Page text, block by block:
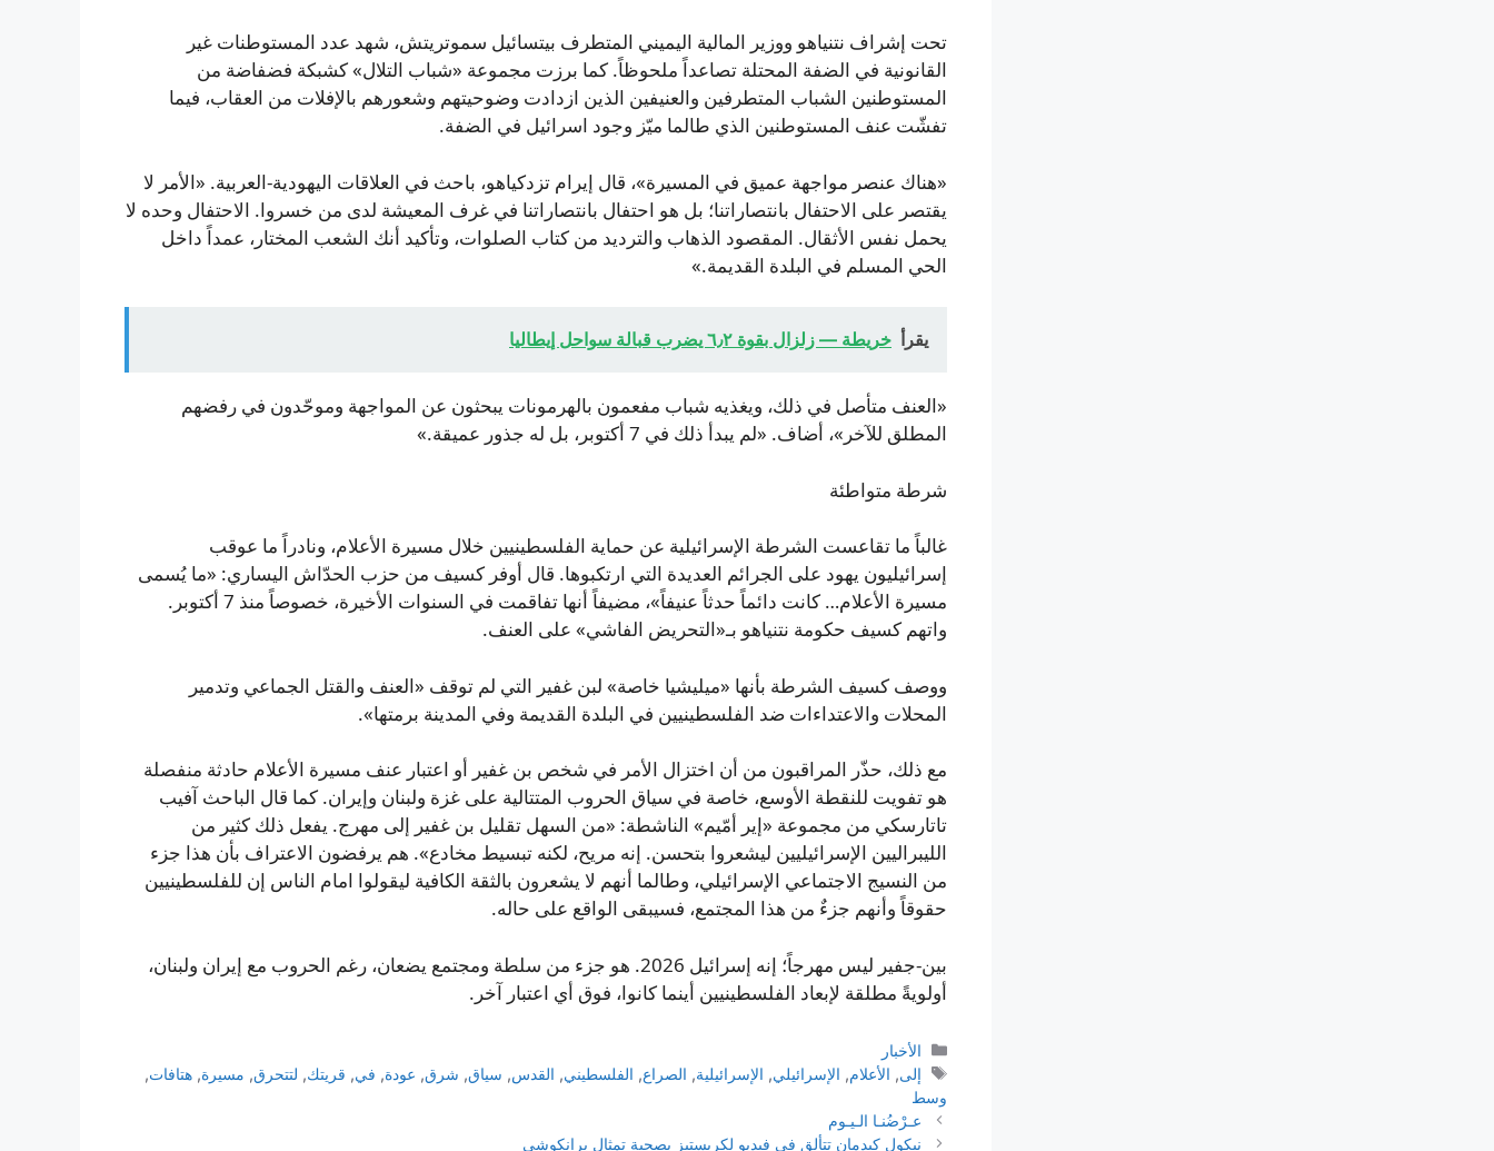
تحت إشراف نتنياهو ووزير المالية اليميني المتطرف بيتسائيل سموتريتش، شهد عدد المستوطنات غير
القانونية في الضفة المحتلة تصاعداً ملحوظاً. كما برزت مجموعة «شباب التلال» كشبكة فضفاضة من
المستوطنين الشباب المتطرفين والعنيفين الذين ازدادت وضوحيتهم وشعورهم بالإفلات من العقاب، فيما
تفشّت عنف المستوطنين الذي طالما ميّز وجود اسرائيل في الضفة.
«هناك عنصر مواجهة عميق في المسيرة»، قال إيرام تزدكياهو، باحث في العلاقات اليهودية‑العربية. «الأمر لا
يقتصر على الاحتفال بانتصاراتنا؛ بل هو احتفال بانتصاراتنا في غرف المعيشة لدى من خسروا. الاحتفال وحده لا
يحمل نفس الأثقال. المقصود الذهاب والترديد من كتاب الصلوات، وتأكيد أنك الشعب المختار، عمداً داخل
الحي المسلم في البلدة القديمة.»
يقرأ خريطة — زلزال بقوة ٦٫٢ يضرب قبالة سواحل إيطاليا
«العنف متأصل في ذلك، ويغذيه شباب مفعمون بالهرمونات يبحثون عن المواجهة وموحّدون في رفضهم
المطلق للآخر»، أضاف. «لم يبدأ ذلك في 7 أكتوبر، بل له جذور عميقة.»
شرطة متواطئة
غالباً ما تقاعست الشرطة الإسرائيلية عن حماية الفلسطينيين خلال مسيرة الأعلام، ونادراً ما عوقب
إسرائيليون يهود على الجرائم العديدة التي ارتكبوها. قال أوفر كسيف من حزب الحدّاش اليساري: «ما يُسمى
مسيرة الأعلام… كانت دائماً حدثاً عنيفاً»، مضيفاً أنها تفاقمت في السنوات الأخيرة، خصوصاً منذ 7 أكتوبر.
واتهم كسيف حكومة نتنياهو بـ«التحريض الفاشي» على العنف.
ووصف كسيف الشرطة بأنها «ميليشيا خاصة» لبن غفير التي لم توقف «العنف والقتل الجماعي وتدمير
المحلات والاعتداءات ضد الفلسطينيين في البلدة القديمة وفي المدينة برمتها».
مع ذلك، حذّر المراقبون من أن اختزال الأمر في شخص بن غفير أو اعتبار عنف مسيرة الأعلام حادثة منفصلة
هو تفويت للنقطة الأوسع، خاصة في سياق الحروب المتتالية على غزة ولبنان وإيران. كما قال الباحث آفيب
تاتارسكي من مجموعة «إير أمّيم» الناشطة: «من السهل تقليل بن غفير إلى مهرج. يفعل ذلك كثير من
الليبراليين الإسرائيليين ليشعروا بتحسن. إنه مريح، لكنه تبسيط مخادع». هم يرفضون الاعتراف بأن هذا جزء
من النسيج الاجتماعي الإسرائيلي، وطالما أنهم لا يشعرون بالثقة الكافية ليقولوا امام الناس إن للفلسطينيين
حقوقاً وأنهم جزءٌ من هذا المجتمع، فسيبقى الواقع على حاله.
بين-جفير ليس مهرجاً؛ إنه إسرائيل 2026. هو جزء من سلطة ومجتمع يضعان، رغم الحروب مع إيران ولبنان،
أولويةً مطلقة لإبعاد الفلسطينيين أينما كانوا، فوق أي اعتبار آخر.
التصنيفات
الأخبار
الوسوم
إلى, الأعلام, الإسرائيلي, الإسرائيلية, الصراع, الفلسطيني, القدس, سياق, شرق, عودة, في, قريتك, لتتحرق, مسيرة,هتافات,
وسط
عـرْضُنـا الـيـوم
نيكول كيدمان تتألق في فيديو لكريستيز بصحبة تمثال برانكوشي